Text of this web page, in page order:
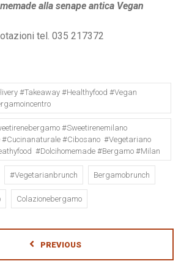
alla senape antica Vegan
tel. 035 217372
#takeaway #healthyfood #vegan
#sweetirenemilano
#cucinanaturale #cibosano #vegetariano
#dolcihomemade #bergamo #milan
#vegetarianbrunch Bergamobrunch
Colazionebergamo
PREVIOUS